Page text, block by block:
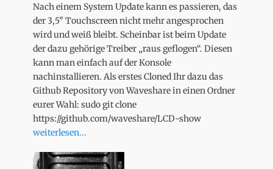
Nach einem System Update kann es passieren, das
der 3,5″ Touchscreen nicht mehr angesprochen
wird und weiß bleibt. Scheinbar ist beim Update
der dazu gehörige Treiber „raus geflogen“. Diesen
kann man einfach auf der Konsole
nachinstallieren. Als erstes Cloned Ihr dazu das
Github Repository von Waveshare in einen Ordner
eurer Wahl: sudo git clone
https://github.com/waveshare/LCD-show
weiterlesen...